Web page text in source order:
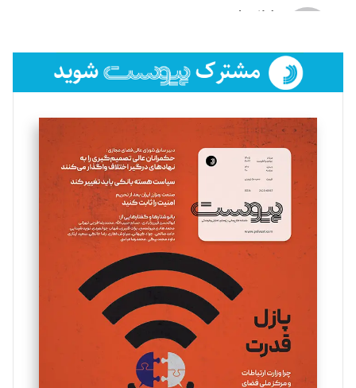
لیلا حنارود
فائزه فتحی رستمی
تحریریه
سروش کرمیان
تحریریه
مینا پاکدل
یسنا امان‌پور
تحریریه